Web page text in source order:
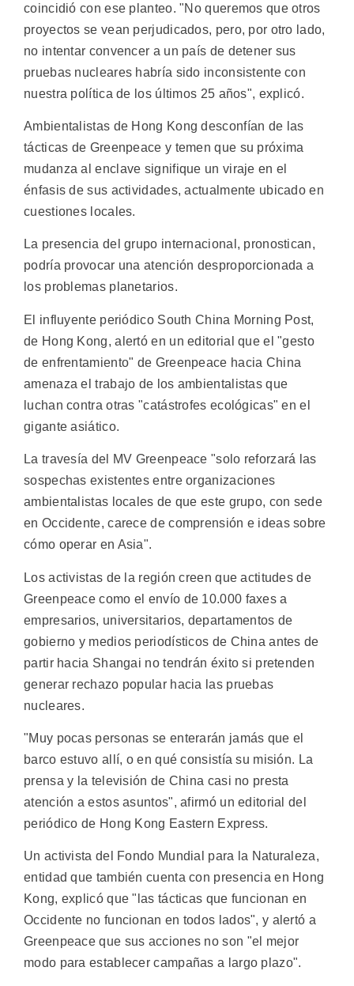
coincidió con ese planteo. "No queremos que otros
proyectos se vean perjudicados, pero, por otro lado,
no intentar convencer a un país de detener sus
pruebas nucleares habría sido inconsistente con
nuestra política de los últimos 25 años", explicó.
Ambientalistas de Hong Kong desconfían de las
tácticas de Greenpeace y temen que su próxima
mudanza al enclave signifique un viraje en el
énfasis de sus actividades, actualmente ubicado en
cuestiones locales.
La presencia del grupo internacional, pronostican,
podría provocar una atención desproporcionada a
los problemas planetarios.
El influyente periódico South China Morning Post,
de Hong Kong, alertó en un editorial que el "gesto
de enfrentamiento" de Greenpeace hacia China
amenaza el trabajo de los ambientalistas que
luchan contra otras "catástrofes ecológicas" en el
gigante asiático.
La travesía del MV Greenpeace "solo reforzará las
sospechas existentes entre organizaciones
ambientalistas locales de que este grupo, con sede
en Occidente, carece de comprensión e ideas sobre
cómo operar en Asia".
Los activistas de la región creen que actitudes de
Greenpeace como el envío de 10.000 faxes a
empresarios, universitarios, departamentos de
gobierno y medios periodísticos de China antes de
partir hacia Shangai no tendrán éxito si pretenden
generar rechazo popular hacia las pruebas
nucleares.
"Muy pocas personas se enterarán jamás que el
barco estuvo allí, o en qué consistía su misión. La
prensa y la televisión de China casi no presta
atención a estos asuntos", afirmó un editorial del
periódico de Hong Kong Eastern Express.
Un activista del Fondo Mundial para la Naturaleza,
entidad que también cuenta con presencia en Hong
Kong, explicó que "las tácticas que funcionan en
Occidente no funcionan en todos lados", y alertó a
Greenpeace que sus acciones no son "el mejor
modo para establecer campañas a largo plazo".